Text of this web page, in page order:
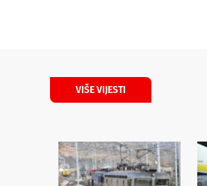
VIŠE VIJESTI